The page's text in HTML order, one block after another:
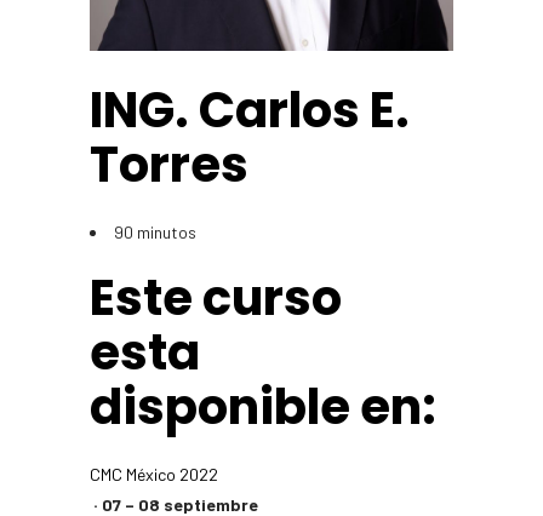
ING. Carlos E.
Torres
90 minutos
Este curso
esta
disponible en:
CMC México 2022
· 07 – 08 septiembre